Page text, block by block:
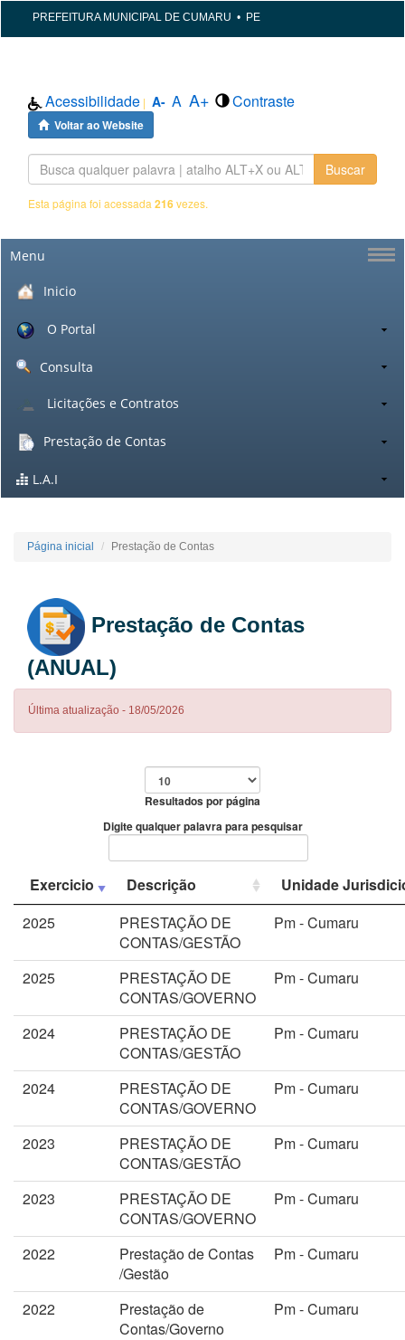
PREFEITURA MUNICIPAL DE CUMARU • PE
Acessibilidade | A- A A+ Contraste
Voltar ao Website
Buscar
Esta página foi acessada 216vezes.
Menu
Inicio
O Portal
Consulta
Licitações e Contratos
Prestação de Contas
L.A.I
Página inicial Prestação de Contas
Prestação de Contas
(ANUAL)
Última atualização - 18/05/2026
Resultados por página
Digite qualquer palavra para pesquisar
Exercicio Descrição
Unidade
2025
PRESTAÇÃO DE
CONTAS/GESTÃO
Pm - Cumaru
2025
PRESTAÇÃO DE
CONTAS/GOVERNO
Pm - Cumaru
2024
PRESTAÇÃO DE
CONTAS/GESTÃO
Pm - Cumaru
2024
PRESTAÇÃO DE
CONTAS/GOVERNO
Pm - Cumaru
2023
PRESTAÇÃO DE
CONTAS/GESTÃO
Pm - Cumaru
2023
PRESTAÇÃO DE
CONTAS/GOVERNO
Pm - Cumaru
2022
Prestação de Contas
/Gestão
Pm - Cumaru
2022
Prestação de
Contas/Governo
Pm - Cumaru